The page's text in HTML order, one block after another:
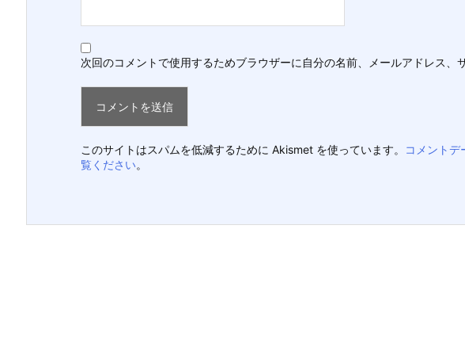
次回のコメントで使用するためブラウザーに自分の名前、メールアドレス、
このサイトはスパムを低減するために Akismet を使っています。
コメントデ
覧ください。